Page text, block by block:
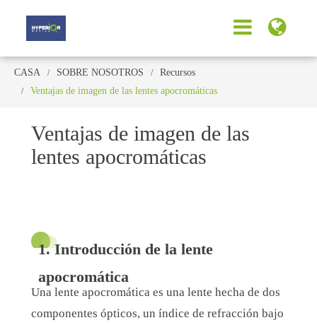
CASA SOBRE NOSOTROS
Recursos
Ventajas de imagen de las lentes apocromáticas
Ventajas de imagen de las
lentes apocromáticas
1. Introducción de la lente
apocromática
Una lente apocromática es una lente hecha de dos
componentes ópticos, un índice de refracción bajo